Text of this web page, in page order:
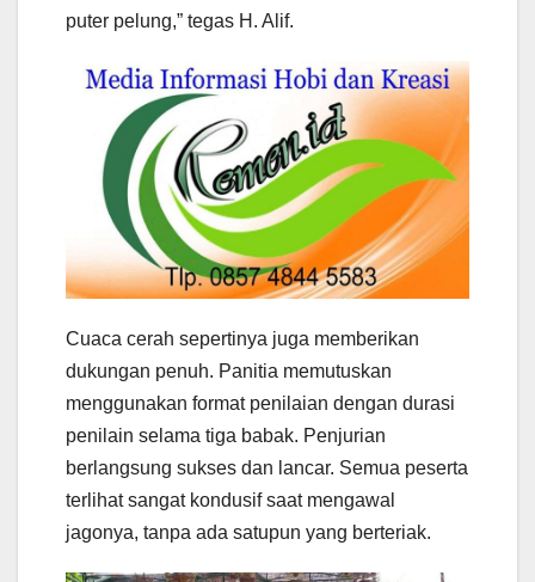
puter pelung,” tegas H. Alif.
Cuaca cerah sepertinya juga memberikan
dukungan penuh. Panitia memutuskan
menggunakan format penilaian dengan durasi
penilain selama tiga babak. Penjurian
berlangsung sukses dan lancar. Semua peserta
terlihat sangat kondusif saat mengawal
jagonya, tanpa ada satupun yang berteriak.